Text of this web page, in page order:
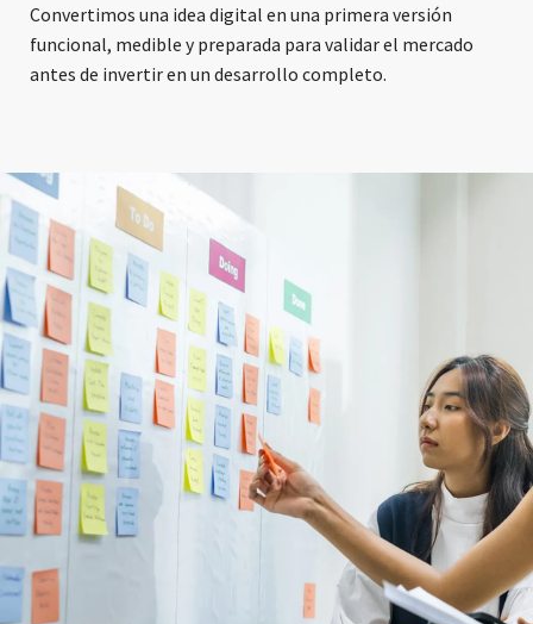
Convertimos una idea digital en una primera versión
funcional, medible y preparada para validar el mercado
antes de invertir en un desarrollo completo.